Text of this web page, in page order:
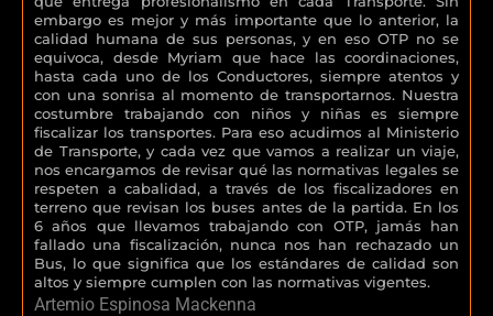
embargo es mejor y más importante que lo anterior, la
calidad humana de sus personas, y en eso OTP no se
equivoca, desde Myriam que hace las coordinaciones,
hasta cada uno de los Conductores, siempre atentos y
con una sonrisa al momento de transportarnos. Nuestra
costumbre trabajando con niños y niñas es siempre
fiscalizar los transportes. Para eso acudimos al Ministerio
de Transporte, y cada vez que vamos a realizar un viaje,
nos encargamos de revisar qué las normativas legales se
respeten a cabalidad, a través de los fiscalizadores en
terreno que revisan los buses antes de la partida. En los
6 años que llevamos trabajando con OTP, jamás han
fallado una fiscalización, nunca nos han rechazado un
Bus, lo que significa que los estándares de calidad son
altos y siempre cumplen con las normativas vigentes.
Artemio Espinosa Mackenna